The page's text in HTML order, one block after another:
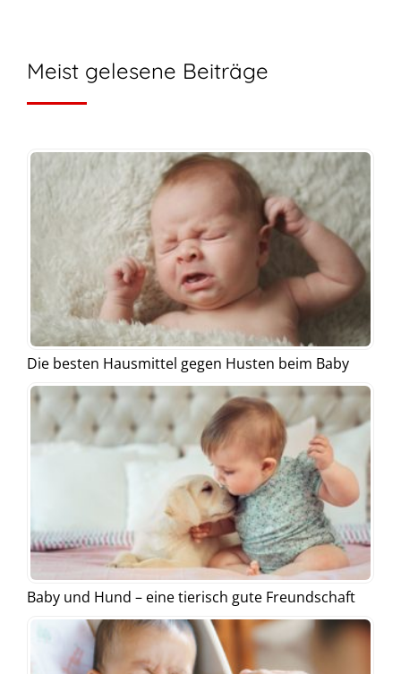
Meist gelesene Beiträge
Die besten Hausmittel gegen Husten beim Baby
Baby und Hund – eine tierisch gute Freundschaft